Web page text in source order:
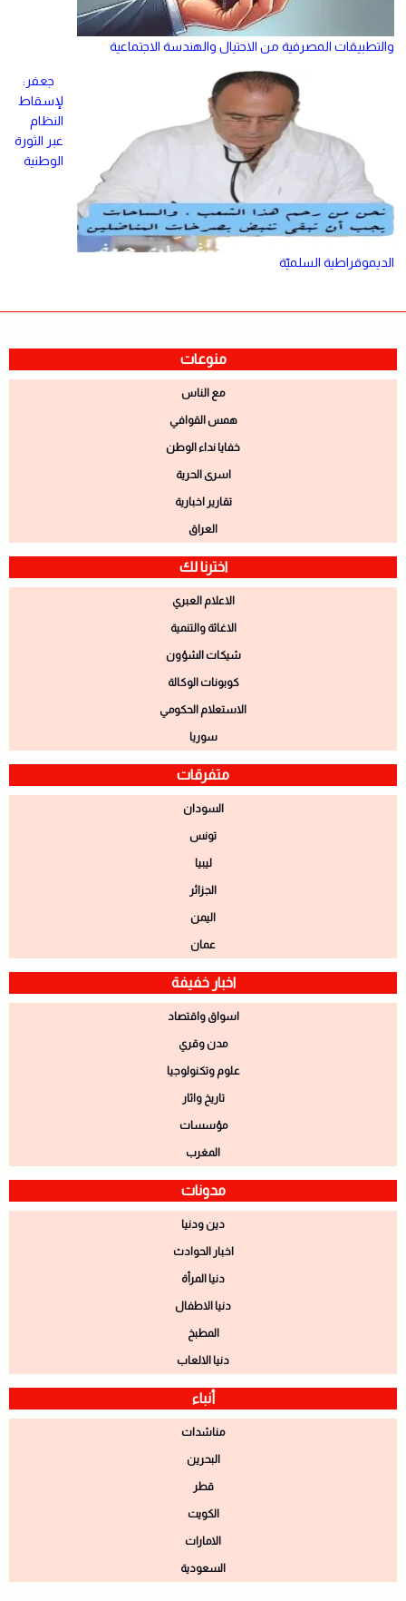
والتطبيقات المصرفية من الاحتيال والهندسة الاجتماعية
جعفر:
لإسقاط
النظام
عبر الثورة
الوطنية
الديموقراطية السلميّة
منوعات
مع الناس
همس القوافي
خفايا نداء الوطن
اسرى الحرية
تقارير اخبارية
العراق
اخترنا لك
الاعلام العبري
الاغاثة والتنمية
شيكات الشؤون
كوبونات الوكالة
الاستعلام الحكومي
سوريا
متفرقات
السودان
تونس
ليبيا
الجزائر
اليمن
عمان
اخبار خفيفة
اسواق واقتصاد
مدن وقري
علوم وتكنولوجيا
تاريخ واثار
مؤسسات
المغرب
مدونات
دين ودنيا
اخبار الحوادث
دنيا المرأة
دنيا الاطفال
المطبخ
دنيا الالعاب
أنباء
مناشدات
البحرين
قطر
الكويت
الامارات
السعودية